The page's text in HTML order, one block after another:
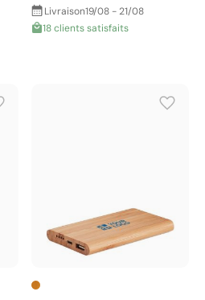
Livraison19/08 - 21/08
18 clients satisfaits